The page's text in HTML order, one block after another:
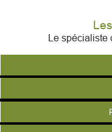
Le spécialiste